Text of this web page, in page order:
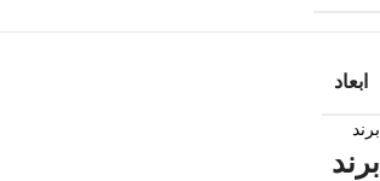
ابعاد
برند
برند